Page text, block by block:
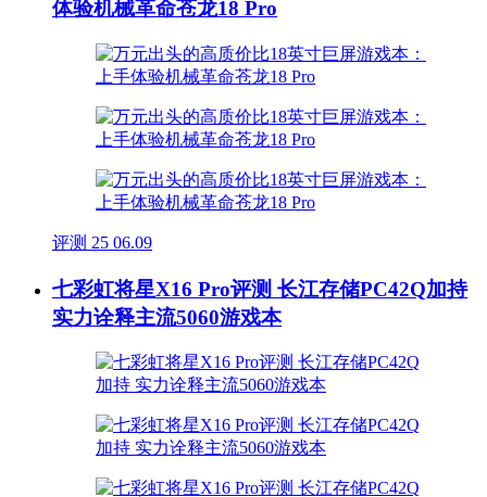
体验机械革命苍龙18 Pro
评测 25 06.09
七彩虹将星X16 Pro评测 长江存储PC42Q加持
实力诠释主流5060游戏本